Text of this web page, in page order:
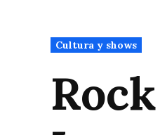
Publicado
en
Cultura y shows